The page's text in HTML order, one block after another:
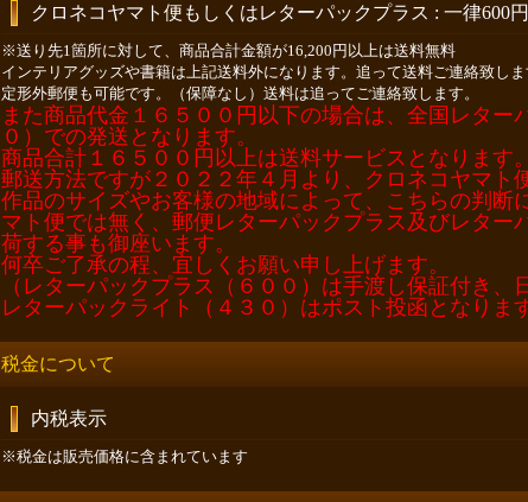
クロネコヤマト便もしくはレターパックプラス : 一律600円
※送り先1箇所に対して、商品合計金額が16,200円以上は送料無料
インテリアグッズや書籍は上記送料外になります。追って送料ご連絡致し
定形外郵便も可能です。（保障なし）送料は追ってご連絡致します。
また商品代金１６５００円以下の場合は、全国レター
０）での発送となります。
商品合計１６５００円以上は送料サービスとなります
郵送方法ですが２０２２年４月より、クロネコヤマト
作品のサイズやお客様の地域によって、こちらの判断
マト便では無く、郵便レターパックプラス及びレター
荷する事も御座います。
何卒ご了承の程、宜しくお願い申し上げます。
（レターパックプラス（６００）は手渡し保証付き、
レターパックライト（４３０）はポスト投函となりま
税金について
内税表示
※税金は販売価格に含まれています